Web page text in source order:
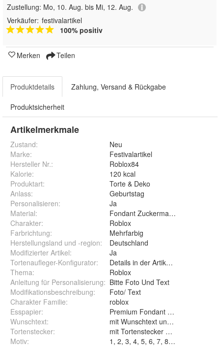
Zustellung: Mo, 10. Aug. bis Mi, 12. Aug.
Verkäufer: festivalartikel
100% positiv
Merken Teilen
Produktdetails Zahlung, Versand & Rückgabe
Produktsicherheit
Artikelmerkmale
Zustand:
Neu
Marke:
Festivalartikel
Hersteller Nr.:
Roblox84
Kalorie:
120 kcal
Produktart:
Torte & Deko
Anlass:
Geburtstag
Personalisieren:
Ja
Material:
Fondant Zuckermasse Oblate
Charakter:
Roblox
Farbrichtung:
Mehrfarbig
Herstellungsland und -region:
Deutschland
Modifizierter Artikel:
Ja
Tortenaufleger-Konfigurator:
Details in der Artikelbeschreibung
Thema:
Roblox
Anleitung für Personalisierung: Bitte Foto Und Text
Modifikationsbeschreibung:
Foto/ Text
Charakter Familie:
roblox
Esspapier:
Wunschtext:
mit Wunschtext und ohne
Tortenstecker:
Motiv: